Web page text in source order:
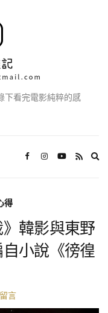
下看完電影純粹的感
得
韓影與東野
小說《徬徨
言